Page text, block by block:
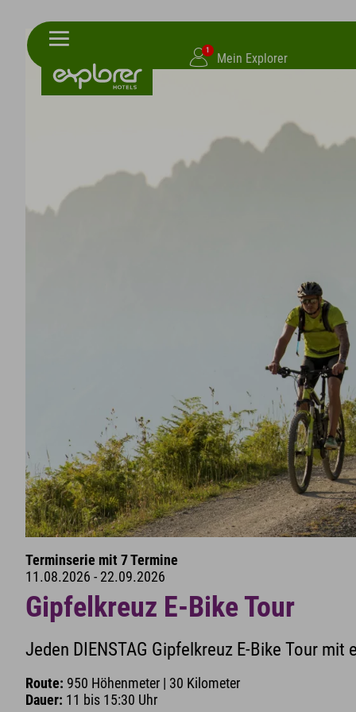
1
Mein Explorer
Terminserie mit 7 Termine
11.08.2026 - 22.09.2026
Gipfelkreuz E-Bike Tour
Jeden DIENSTAG Gipfelkreuz E-Bike Tour
Route: 950 Höhenmeter | 30 Kilometer
Dauer: 11 bis 15:30 Uhr